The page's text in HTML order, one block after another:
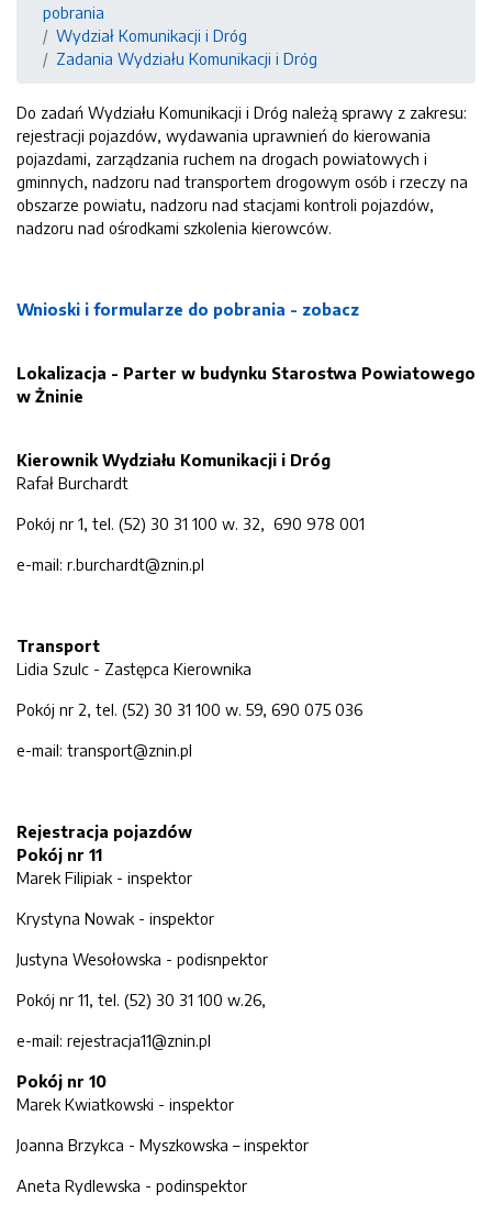
pobrania
Wydział Komunikacji i Dróg
Zadania Wydziału Komunikacji i Dróg
Do zadań Wydziału Komunikacji i Dróg należą sprawy z zakresu:
rejestracji pojazdów, wydawania uprawnień do kierowania
pojazdami, zarządzania ruchem na drogach powiatowych i
gminnych, nadzoru nad transportem drogowym osób i rzeczy na
obszarze powiatu, nadzoru nad stacjami kontroli pojazdów,
nadzoru nad ośrodkami szkolenia kierowców.
Wnioski i formularze do pobrania - zobacz
Lokalizacja - Parter w budynku Starostwa Powiatowego
w Żninie
Kierownik Wydziału Komunikacji i Dróg
Rafał Burchardt
Pokój nr 1, tel. (52) 30 31 100 w. 32, 690 978 001
e-mail: r.burchardt@znin.pl
Transport
Lidia Szulc - Zastępca Kierownika
Pokój nr 2, tel. (52) 30 31 100 w. 59, 690 075 036
e-mail: transport@znin.pl
Rejestracja pojazdów
Pokój nr 11
Marek Filipiak - inspektor
Krystyna Nowak - inspektor
Justyna Wesołowska - podisnpektor
Pokój nr 11, tel. (52) 30 31 100 w.26,
e-mail: rejestracja11@znin.pl
Pokój nr 10
Marek Kwiatkowski - inspektor
Joanna Brzykca - Myszkowska – inspektor
Aneta Rydlewska - podinspektor